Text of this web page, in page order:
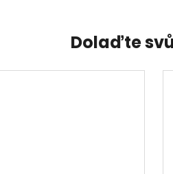
Dolaďte